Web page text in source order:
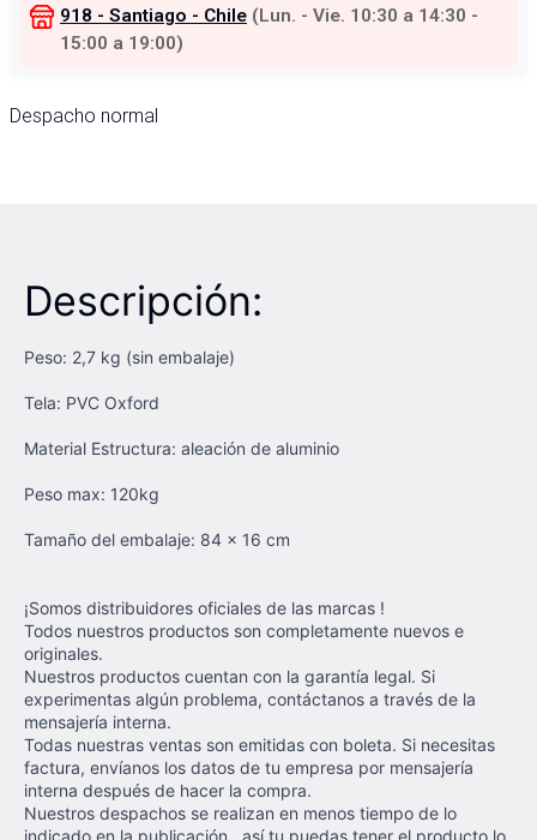
918 - Santiago - Chile (Lun. - Vie. 10:30 a 14:30 -
15:00 a 19:00)
Despacho normal
Descripción:
Peso: 2,7 kg (sin embalaje)
Tela: PVC Oxford
Material Estructura: aleación de aluminio
Peso max: 120kg
Tamaño del embalaje: 84 x 16 cm
¡Somos distribuidores oficiales de las marcas !
Todos nuestros productos son completamente nuevos e
originales.
Nuestros productos cuentan con la garantía legal. Si
experimentas algún problema, contáctanos a través de la
mensajería interna.
Todas nuestras ventas son emitidas con boleta. Si necesitas
factura, envíanos los datos de tu empresa por mensajería
interna después de hacer la compra.
Nuestros despachos se realizan en menos tiempo de lo
indicado en la publicación , así tu puedas tener el producto lo